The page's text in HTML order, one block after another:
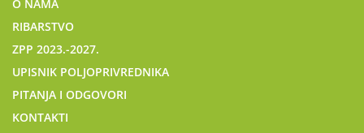
O NAMA
RIBARSTVO
ZPP 2023.-2027.
UPISNIK POLJOPRIVREDNIKA
PITANJA I ODGOVORI
KONTAKTI